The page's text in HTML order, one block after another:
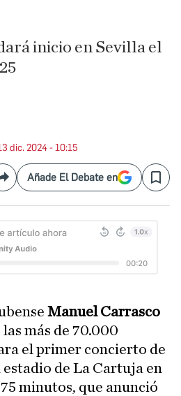
inicio en Sevilla el
dic. 2024 - 10:15
CompartirAñade El Debate en Save
Manuel Carrasco
más de 70.000
el primer concierto de
estadio de La Cartuja en
minutos, que anunció